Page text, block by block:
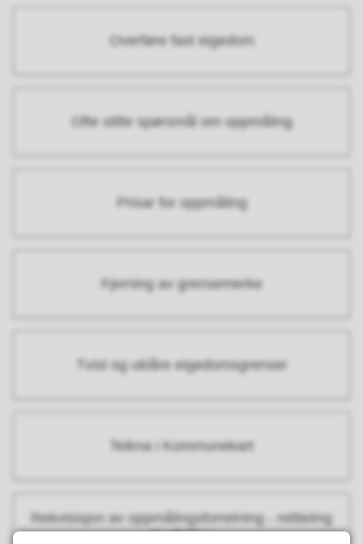
Overføre fast eigedom
Ofte stilte spørsmål om oppmåling
Prisar for oppmåling
Fjerning av grensemerke
Tvist og uklåre eigedomsgrenser
Teikna i Kommunekart
Rekvisisjon av oppmålingsforretning - rettleiing
til utfylling